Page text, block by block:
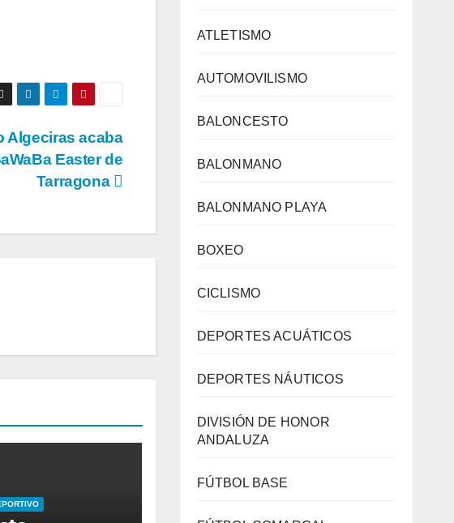
Algeciras acaba
Easter de
Tarragona
ATLETISMO
AUTOMOVILISMO
BALONCESTO
BALONMANO
BALONMANO PLAYA
BOXEO
CICLISMO
DEPORTES ACUÁTICOS
DEPORTES NÁUTICOS
DIVISIÓN DE HONOR
ANDALUZA
FÚTBOL BASE